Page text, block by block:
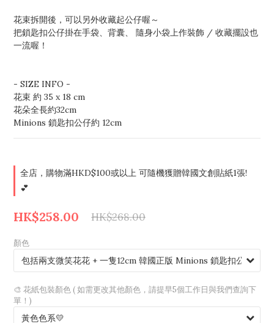
花束拆開後，可以另外收藏起公仔喔～
把鎖匙扣公仔掛在手袋、背囊、 隨身小袋上作裝飾 / 收藏擺設也
一流喔！
- SIZE INFO -
花束 約 35 x 18 cm
花朵全長約32cm
Minions 鎖匙扣公仔約 12cm
全店，購物滿HKD$100或以上 可隨機獲贈韓國文創貼紙1張!
💕
HK$258.00 HK$268.00
顏色
🎨 花紙包裝顏色 ( 如需更改其他顏色，請提早5個工作日與我們查詢下
單！)